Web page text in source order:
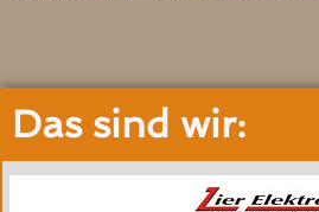
Das sind wir: